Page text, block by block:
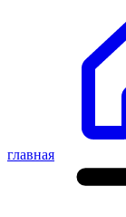
главная